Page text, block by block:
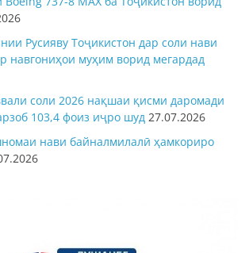
Русияву Тоҷикистон дар соли нави
навгониҳои муҳим ворид мегардад
соли 2026 нақшаи қисми даромади
103,4 фоиз иҷро шуд 27.07.2026
нави байналмилалӣ ҳамкориро